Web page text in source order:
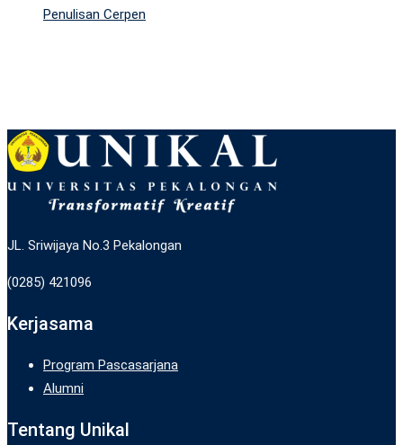
Penulisan Cerpen
JL. Sriwijaya No.3 Pekalongan
(0285) 421096
Kerjasama
Program Pascasarjana
Alumni
Tentang Unikal